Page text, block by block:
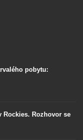
pobytu:
Rockies. Rozhovor se